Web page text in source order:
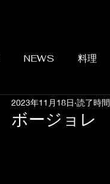
NEWS 料理
ボージョレ
2023年11月18日 読了時